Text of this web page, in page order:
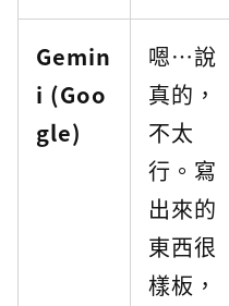
Gemin
i (Goo
gle)
嗯…說
真的，
不太
行。寫
出來的
東西很
樣板，